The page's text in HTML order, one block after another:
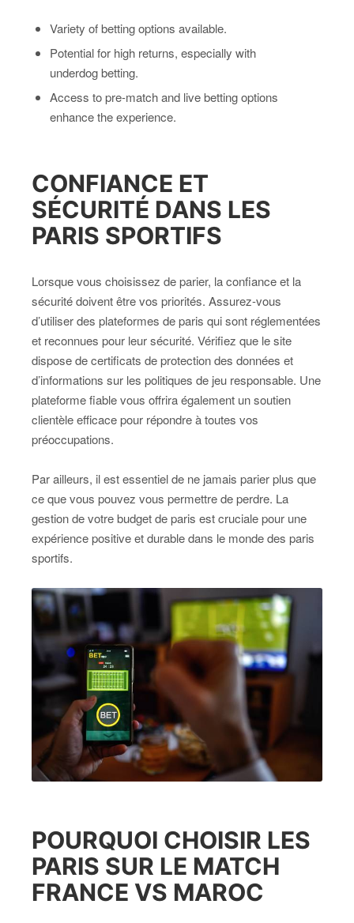
Variety of betting options available.
Potential for high returns, especially with
underdog betting.
Access to pre-match and live betting options
enhance the experience.
CONFIANCE ET
SÉCURITÉ DANS LES
PARIS SPORTIFS
Lorsque vous choisissez de parier, la confiance et la
sécurité doivent être vos priorités. Assurez-vous
d’utiliser des plateformes de paris qui sont réglementées
et reconnues pour leur sécurité. Vérifiez que le site
dispose de certificats de protection des données et
d’informations sur les politiques de jeu responsable. Une
plateforme fiable vous offrira également un soutien
clientèle efficace pour répondre à toutes vos
préoccupations.
Par ailleurs, il est essentiel de ne jamais parier plus que
ce que vous pouvez vous permettre de perdre. La
gestion de votre budget de paris est cruciale pour une
expérience positive et durable dans le monde des paris
sportifs.
POURQUOI CHOISIR LES
PARIS SUR LE MATCH
FRANCE VS MAROC